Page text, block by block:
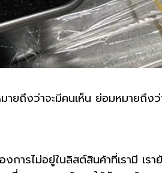
ยถึงว่าจะมีคนเห็น ย่อมหมายถึงว่
การไม่อยู่ในลิสต์สินค้าที่เรามี เรา